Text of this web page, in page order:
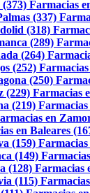
Farmacias
(337)
(318)
(289)
(264)
(252)
(250)
(229) Farmacias
(219)
en
en Baleares
(159)
(149)
(128) Farmacias
(115)